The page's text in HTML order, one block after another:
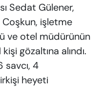
Sedat Gülener,
işletme
ve otel müdürünün
gözaltına alındı.
savcı, 4
heyeti